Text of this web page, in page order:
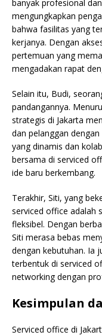
banyak profesional
mengungkapkan
bahwa fasilitas yang
kerjanya. Dengan
pertemuan yang
mengadakan rapat
Selain itu, Budi,
pandangannya.
strategis di Jakarta
dan pelanggan
yang dinamis dan
bersama di serviced
ide baru berkembang.
Terakhir, Siti, yang
serviced office adalah
fleksibel. Dengan
Siti merasa bebas
dengan kebutuhan. Ia
terbentuk di serviced
networking dengan
Kesimpulan
Serviced office di